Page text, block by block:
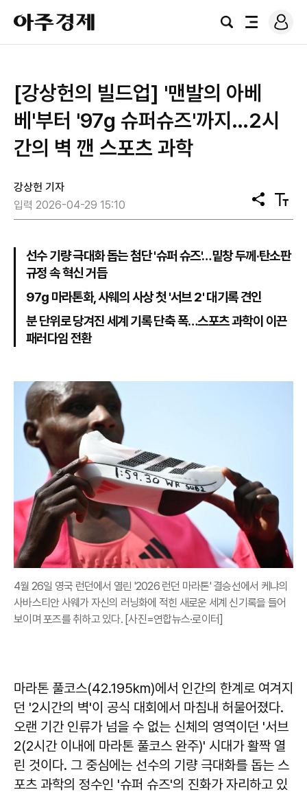
아
주
경
검
전
로
그
[강상헌의 빌드업] '맨발의 아베
베'부터 '97g 슈퍼슈즈'까지…2시
간의 벽 깬 스포츠 과학
강상헌 기자
입력 2026-04-29 15:10
공
유
텍
스
기
선수 기량 극대화 돕는 첨단 '슈퍼 슈즈'…밑창 두께·탄소판
규정 속 혁신 거듭
97g 마라톤화, 사웨의 사상 첫 '서브 2' 대기록 견인
분 단위로 당겨진 세계 기록 단축 폭…스포츠 과학이 이끈
패러다임 전환
4월 26일 영국 런던에서 열린 '2026 런던 마라톤' 결승선에서 케냐의
사바스티안 사웨가 자신의 러닝화에 적힌 새로운 세계 신기록을 들어
보이며 포즈를 취하고 있다. [사진=연합뉴스·로이터]
마라톤 풀코스(42.195km)에서 인간의 한계로 여겨지
던 '2시간의 벽'이 공식 대회에서 마침내 허물어졌다.
오랜 기간 인류가 넘을 수 없는 신체의 영역이던 '서브
2(2시간 이내에 마라톤 풀코스 완주)' 시대가 활짝 열
린 것이다. 그 중심에는 선수의 기량 극대화를 돕는 스
포츠 과학의 정수인 '슈퍼 슈즈'의 진화가 자리하고 있